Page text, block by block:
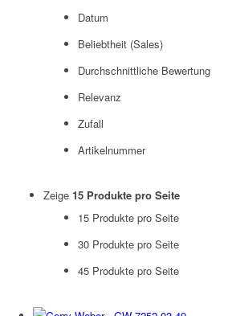
Datum
Beliebtheit (Sales)
Durchschnittliche Bewertung
Relevanz
Zufall
Artikelnummer
Zeige 15 Produkte pro Seite
15 Produkte pro Seite
30 Produkte pro Seite
45 Produkte pro Seite